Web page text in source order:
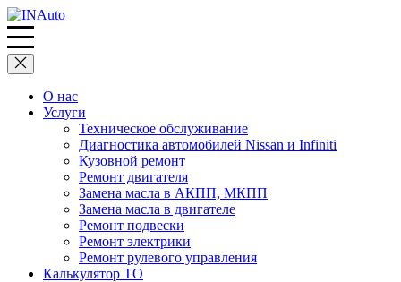
О нас
Услуги
Техническое обслуживание
Диагностика автомобилей Nissan и Infiniti
Кузовной ремонт
Ремонт двигателя
Замена масла в АКПП, МКПП
Замена масла в двигателе
Ремонт подвески
Ремонт электрики
Ремонт рулевого управления
Калькулятор ТО